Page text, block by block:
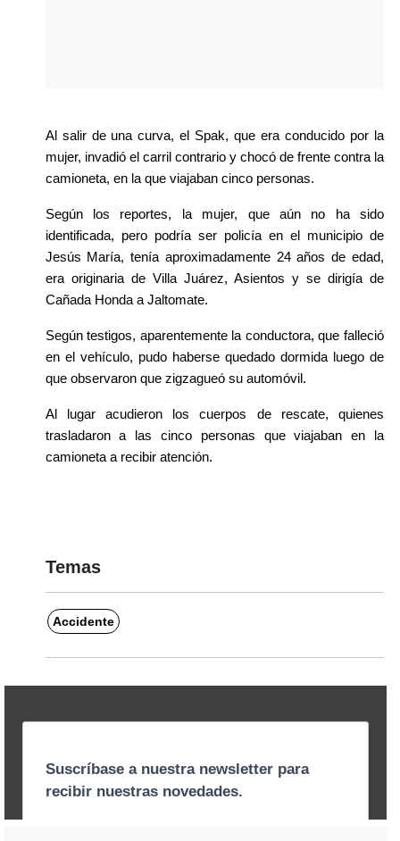
Al salir de una curva, el Spak, que era conducido por la
mujer, invadió el carril contrario y chocó de frente contra la
camioneta, en la que viajaban cinco personas.
Según los reportes, la mujer, que aún no ha sido
identificada, pero podría ser policía en el municipio de
Jesús María, tenía aproximadamente 24 años de edad,
era originaria de Villa Juárez, Asientos y se dirigía de
Cañada Honda a Jaltomate.
Según testigos, aparentemente la conductora, que falleció
en el vehículo, pudo haberse quedado dormida luego de
que observaron que zigzagueó su automóvil.
Al lugar acudieron los cuerpos de rescate, quienes
trasladaron a las cinco personas que viajaban en la
camioneta a recibir atención.
Temas
Accidente